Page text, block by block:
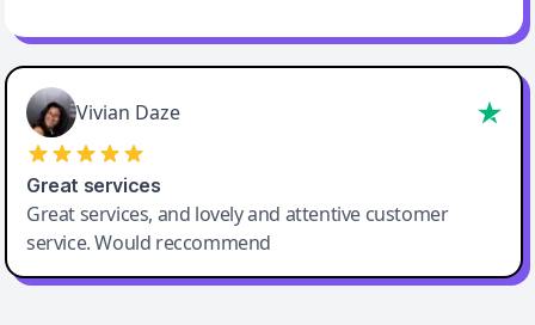
Vivian Daze
Great services
Great services, and lovely and attentive customer
service. Would reccommend